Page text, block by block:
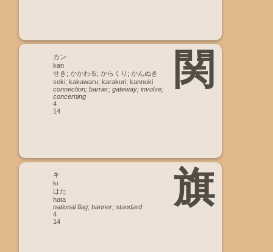
関
カン
kan
せき; かかわる; からくり; かんぬき
seki; kakawaru; karakuri; kannuki
connection; barrier; gateway; involve;
concerning
4
14
旗
キ
ki
はた
hata
national flag; banner; standard
4
14